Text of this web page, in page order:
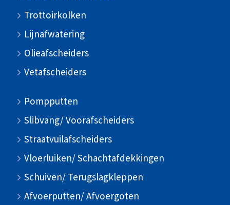
Trottoirkolken
Lijnafwatering
Olieafscheiders
Vetafscheiders
Pompputten
Slibvang/ Voorafscheiders
Straatvuilafscheiders
Vloerluiken/ Schachtafdekkingen
Schuiven/ Terugslagkleppen
Afvoerputten/ Afvoergoten